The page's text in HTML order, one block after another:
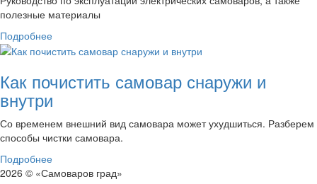
полезные материалы
Подробнее
Как почистить самовар снаружи и
внутри
Со временем внешний вид самовара может ухудшиться. Разберем
способы чистки самовара.
Подробнее
2026 © «Самоваров град»